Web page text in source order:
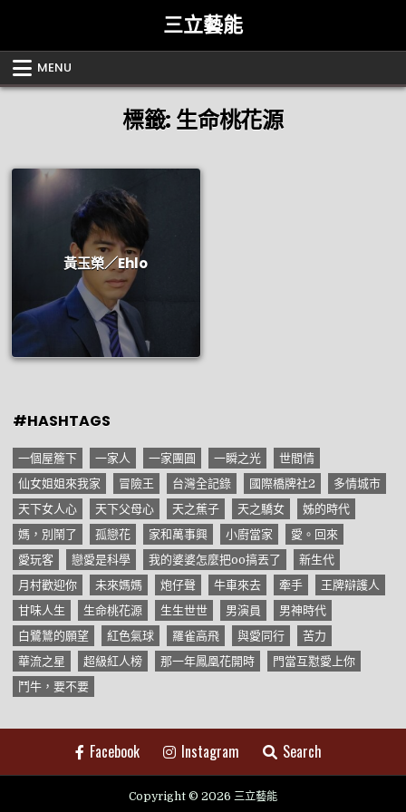
三立藝能
MENU
標籤: 生命桃花源
黃玉榮／Ehlo
#HASHTAGS
一個屋簷下 一家人 一家團圓 一瞬之光
世間情
仙女姐姐來我家
冒險王 台灣全記錄 國際橋牌社2
多情城市
天下女人心
天下父母心 天之蕉子 天之驕女
姊的時代
媽，別鬧了
孤戀花 家和萬事興 小廚當家
愛。回來
愛玩客
戀愛是科學 我的婆婆怎麼把oo搞丟了
新生代
月村歡迎你
未來媽媽 炮仔聲 牛車來去 牽手
王牌辯護人
甘味人生
生命桃花源 生生世世 男演員
男神時代
白鷺鷥的願望
紅色氣球 羅雀高飛 與愛同行
苦力
華流之星
超級紅人榜 那一年鳳凰花開時
門當互懟愛上你
鬥牛，要不要
Facebook Instagram Search
Copyright © 2026 三立藝能